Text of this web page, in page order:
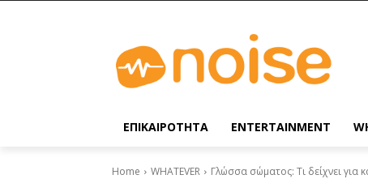
ΕΠΙΚΑΙΡΟΤΗΤΑ ENTERTAINMENT
Home WHATEVER Γλώσσα σώματος: Τι δείχνει για